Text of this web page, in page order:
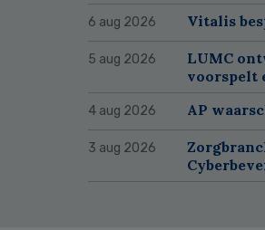
6 aug 2026 Vitalis
5 aug 2026
LUMC
voorspelt
4 aug 2026 AP
3 aug 2026